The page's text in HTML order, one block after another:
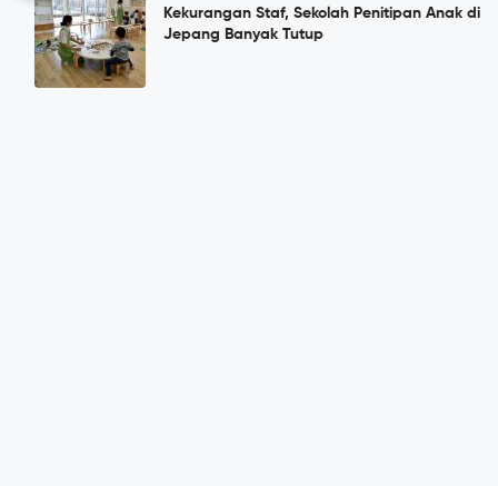
Kekurangan Staf, Sekolah Penitipan Anak di
Jepang Banyak Tutup